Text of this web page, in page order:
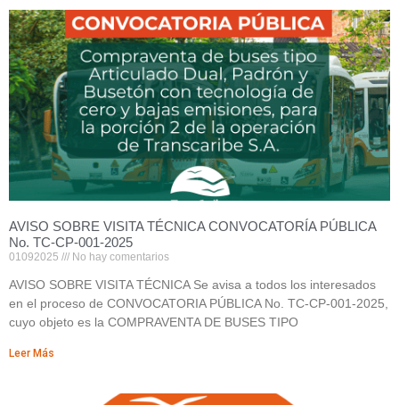
AVISO SOBRE VISITA TÉCNICA CONVOCATORÍA PÚBLICA
No. TC-CP-001-2025
01092025 No hay comentarios
AVISO SOBRE VISITA TÉCNICA Se avisa a todos los interesados
en el proceso de CONVOCATORIA PÚBLICA No. TC-CP-001-2025,
cuyo objeto es la COMPRAVENTA DE BUSES TIPO
Leer Más